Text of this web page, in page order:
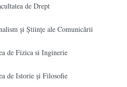
de Drept
şi Ştiinţe ale Comunicării
de Fizica si Inginerie
de Istorie şi Filosofie